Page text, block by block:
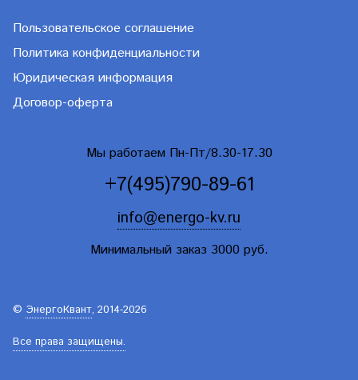
Пользовательское соглашение
Политика конфиденциальности
Юридическая информация
Договор-оферта
Мы работаем Пн-Пт/8.30-17.30
+7(495)790-89-61
info@energo-kv.ru
Минимальный заказ 3000 руб.
© ЭнергоКвант, 2014-2026
Все права защищены.